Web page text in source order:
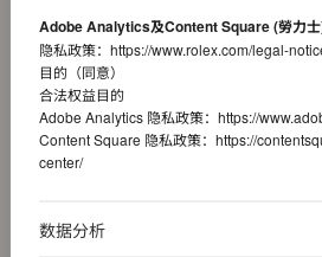
Adobe Analytics及Content Square (勞力
隐私政策： https://www.rolex.com/legal-
目的（同意）
合法权益目的
Adobe Analytics 隐私政策： https://
Content Square 隐私政策： https://
center/
数据分析